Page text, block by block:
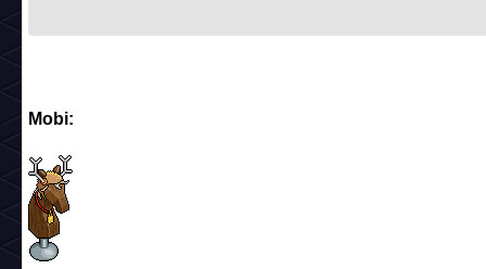
Mobi: